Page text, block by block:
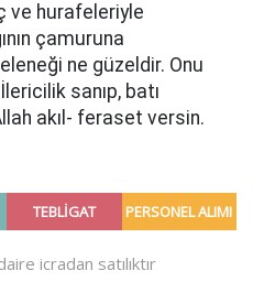
ve hurafeleriyle
çamuruna
ne güzeldir. Onu
sanıp, batı
akıl- feraset versin.